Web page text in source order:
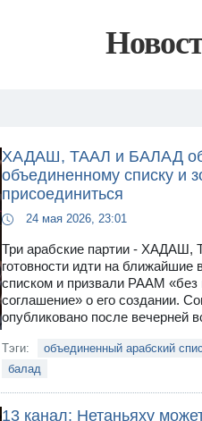
ХАДАШ, ТААЛ и БАЛАД
объединенному списку и
присоединиться
24 мая 2026, 23:01
Три арабские партии -
готовности идти на
списком и призвали РААМ «без
соглашение» о его создании.
опубликовано после вечерней
Тэги: объединенный арабский
балад
13 канал: Нетаньяху